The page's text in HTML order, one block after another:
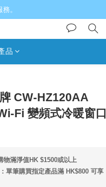
。
品
CW-HZ120AA
Fi 變頻式冷暖窗口
物滿淨值HK $1500或以上
單筆購買指定產品滿 HK$800 可享